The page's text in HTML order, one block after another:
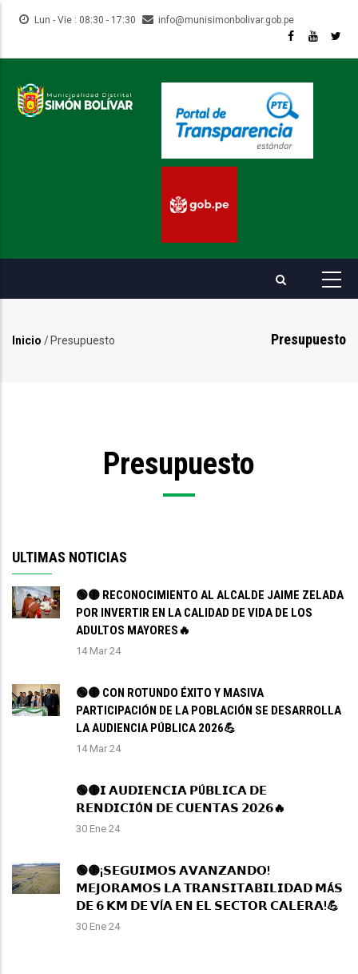
Pasar
contenido
Lun - Vie : 08:30 - 17:30 info@munisimonbolivar.gob.pe
Presupuesto
Sobrescribir
Inicio / Presupuesto
Presupuesto
ULTIMAS NOTICIAS
🟢🟡 RECONOCIMIENTO AL ALCALDE JAIME ZELADA
POR INVERTIR EN LA CALIDAD DE VIDA DE LOS
ADULTOS MAYORES🔥
14 Mar 24
🟢🟡 CON ROTUNDO ÉXITO Y MASIVA
PARTICIPACIÓN DE LA POBLACIÓN SE DESARROLLA
LA AUDIENCIA PÚBLICA 2026💪
14 Mar 24
🟢🟡𝗜 𝗔𝗨𝗗𝗜𝗘𝗡𝗖𝗜𝗔 𝗣Ú𝗕𝗟𝗜𝗖𝗔 𝗗𝗘
𝗥𝗘𝗡𝗗𝗜𝗖𝗜Ó𝗡 𝗗𝗘 𝗖𝗨𝗘𝗡𝗧𝗔𝗦 𝟮𝟬𝟮𝟲🔥
30 Ene 24
🟢🟡¡𝗦𝗘𝗚𝗨𝗜𝗠𝗢𝗦 𝗔𝗩𝗔𝗡𝗭𝗔𝗡𝗗𝗢!
𝗠𝗘𝗝𝗢𝗥𝗔𝗠𝗢𝗦 𝗟𝗔 𝗧𝗥𝗔𝗡𝗦𝗜𝗧𝗔𝗕𝗜𝗟𝗜𝗗𝗔𝗗 𝗠Á𝗦
𝗗𝗘 𝟲 𝗞𝗠 𝗗𝗘 𝗩Í𝗔 𝗘𝗡 𝗘𝗟 𝗦𝗘𝗖𝗧𝗢𝗥 𝗖𝗔𝗟𝗘𝗥𝗔!💪
30 Ene 24